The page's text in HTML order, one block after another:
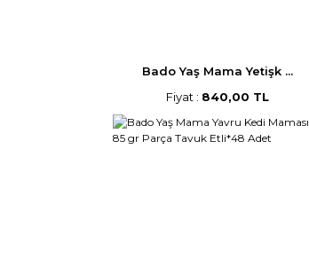
Bado Yaş Mama Yetişk ...
Fiyat : 840,00 TL